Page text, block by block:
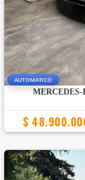
AUTOMATICO
MERCEDES-
$